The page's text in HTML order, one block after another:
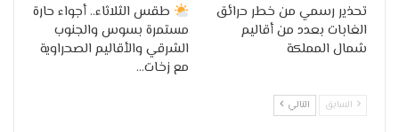
تحذير رسمي من خطر حرائق
الغابات بعدد من أقاليم
شمال المملكة
طقس الثلاثاء.. أجواء حارة
مستمرة بسوس والجنوب
الشرقي والأقاليم الصحراوية
مع زخات…
السابق التالي